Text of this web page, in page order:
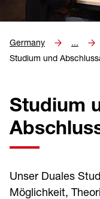
Germany ...
Studium und
Studium
Unser Duales
Möglichkeit,